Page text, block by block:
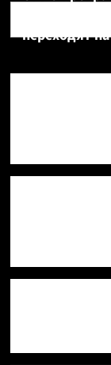
Palace
Realme UI —
переходят